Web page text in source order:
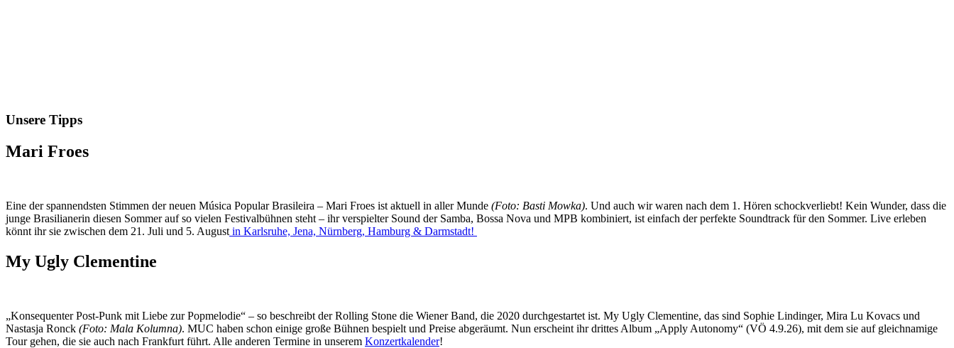
Unsere Tipps
Mari Froes
Eine der spannendsten Stimmen der neuen Música Popular Brasileira – Mari Froes ist aktuell in aller Munde (Foto: Basti Mowka). Und auch wir waren nach dem 1. Hören schockverliebt! Kein Wunder, dass die
junge Brasilianerin diesen Sommer auf so vielen Festivalbühnen steht – ihr verspielter Sound der Samba, Bossa Nova und MPB kombiniert, ist einfach der perfekte Soundtrack für den Sommer. Live erleben
könnt ihr sie zwischen dem 21. Juli und 5. August in Karlsruhe, Jena, Nürnberg, Hamburg & Darmstadt!
My Ugly Clementine
„Konsequenter Post-Punk mit Liebe zur Popmelodie“ – so beschreibt der Rolling Stone die Wiener Band, die 2020 durchgestartet ist. My Ugly Clementine, das sind Sophie Lindinger, Mira Lu Kovacs und
Nastasja Ronck (Foto: Mala Kolumna). MUC haben schon einige große Bühnen bespielt und Preise abgeräumt. Nun erscheint ihr drittes Album „Apply Autonomy“ (VÖ 4.9.26), mit dem sie auf gleichnamige
Tour gehen, die sie auch nach Frankfurt führt. Alle anderen Termine in unserem Konzertkalender!